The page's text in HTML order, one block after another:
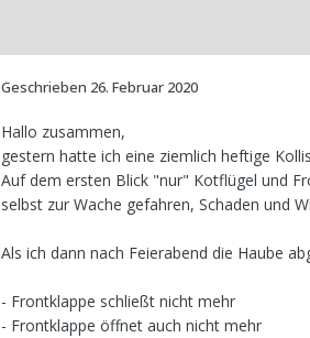
Geschrieben 26. Februar 2020
Hallo zusammen,
gestern hatte ich eine ziemlich heftige
Auf dem ersten Blick "nur" Kotflügel und
selbst zur Wache gefahren, Schaden und
Als ich dann nach Feierabend die Haube
- Frontklappe schließt nicht mehr
- Frontklappe öffnet auch nicht mehr